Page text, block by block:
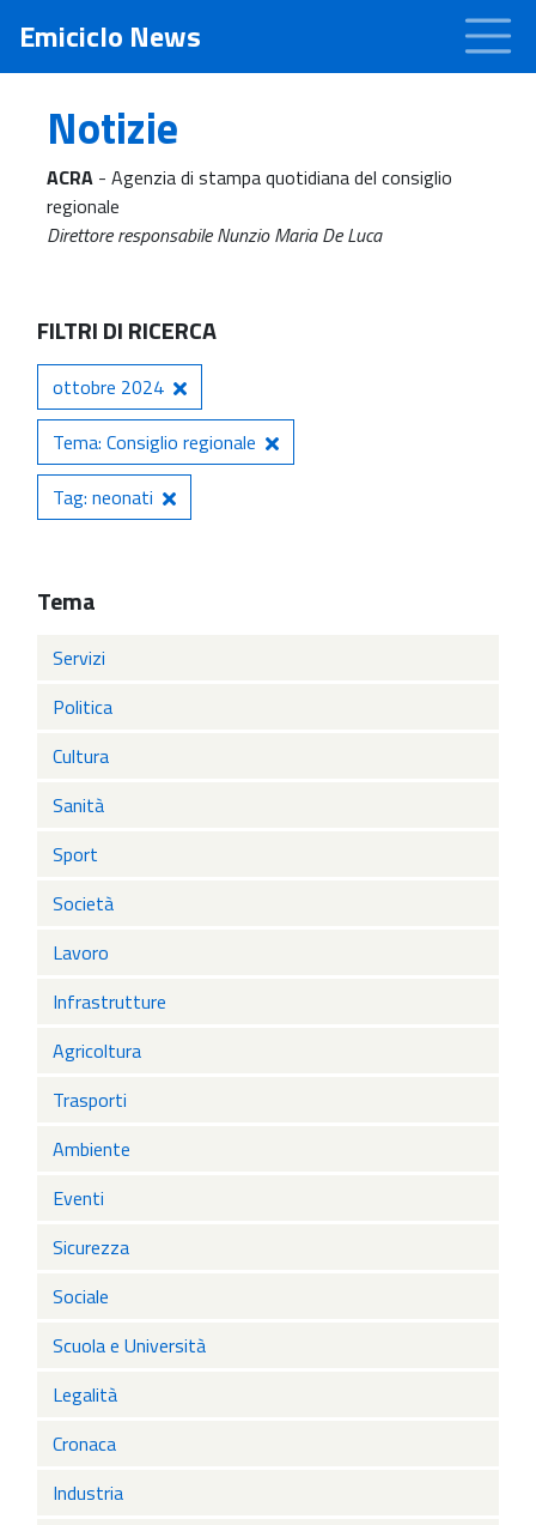
Emiciclo News
Notizie
ACRA - Agenzia di stampa quotidiana del consiglio
regionale
Direttore responsabile Nunzio Maria De Luca
FILTRI DI RICERCA
ottobre 2024
Tema: Consiglio regionale
Tag: neonati
Tema
Servizi
Politica
Cultura
Sanità
Sport
Società
Lavoro
Infrastrutture
Agricoltura
Trasporti
Ambiente
Eventi
Sicurezza
Sociale
Scuola e Università
Legalità
Cronaca
Industria